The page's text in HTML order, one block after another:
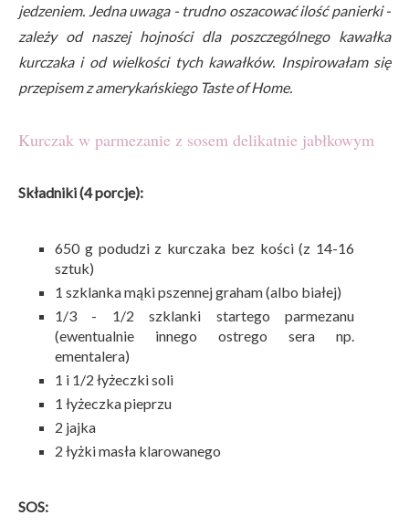
jedzeniem. Jedna uwaga - trudno oszacować ilość panierki -
zależy od naszej hojności dla poszczególnego kawałka
kurczaka i od wielkości tych kawałków. Inspirowałam się
przepisem z amerykańskiego Taste of Home.
Kurczak w parmezanie z sosem delikatnie jabłkowym
Składniki (4 porcje):
650 g podudzi z kurczaka bez kości (z 14-16
sztuk)
1 szklanka mąki pszennej graham (albo białej)
1/3 - 1/2 szklanki startego parmezanu
(ewentualnie innego ostrego sera np.
ementalera)
1 i 1/2 łyżeczki soli
1 łyżeczka pieprzu
2 jajka
2 łyżki masła klarowanego
SOS: